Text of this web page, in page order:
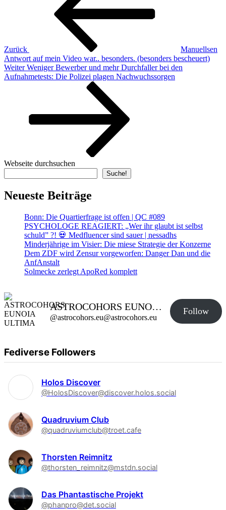
Zurück
Manuellsen
Antwort auf mein Video war.. besonders. (besonders bescheuert)
Nächster
Beitrag
Weiter Weniger Bewerber und mehr Durchfaller bei den
Aufnahmetests: Die Polizei plagen Nachwuchssorgen
Webseite durchsuchen
Suche!
Neueste Beiträge
Bonn: Die Quartierfrage ist offen | QC #089
PSYCHOLOGE REAGIERT: „Wer ihr glaubt ist selbst
schuld” ?! 💀 Medfluencer sind sauer | nessadhs
Minderjährige im Visier: Die miese Strategie der Konzerne
Dem ZDF wird Zensur vorgeworfen: Danger Dan und die
AnfAnstalt
Solmecke zerlegt ApoRed komplett
ASTROCOHORS EUNOIA ULTIMA
@astrocohors.eu@astrocohors.eu
Follow
Fediverse Followers
Holos Discover
@HolosDiscover@discover.holos.social
Quadruvium Club
@quadruviumclub@troet.cafe
Thorsten Reimnitz
@thorsten_reimnitz@mstdn.social
Das Phantastische Projekt
@phanpro@det.social